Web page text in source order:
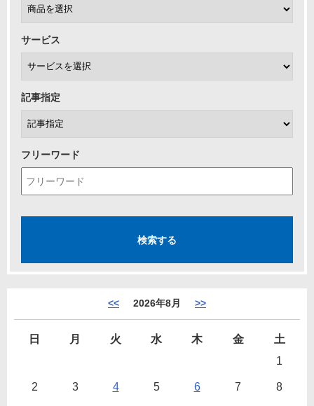
サービス
記事指定
フリーワード
<< 2026年8月 >>
日 月 火 水 木 金
土
1
2 3 4 5 6 7 8